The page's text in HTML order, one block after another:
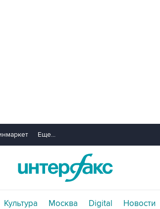
Еще...
Культура Москва Digital Новости